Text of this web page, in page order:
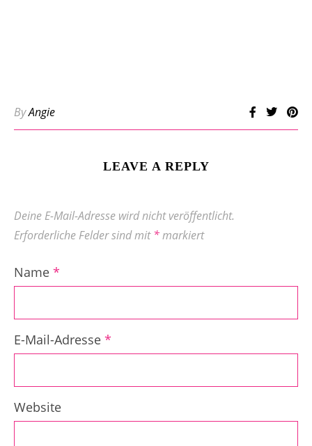
ByAngie
LEAVE A REPLY
Deine E-Mail-Adresse wird nicht veröffentlicht.
Erforderliche Felder sind mit*markiert
Name *
E-Mail-Adresse *
Website